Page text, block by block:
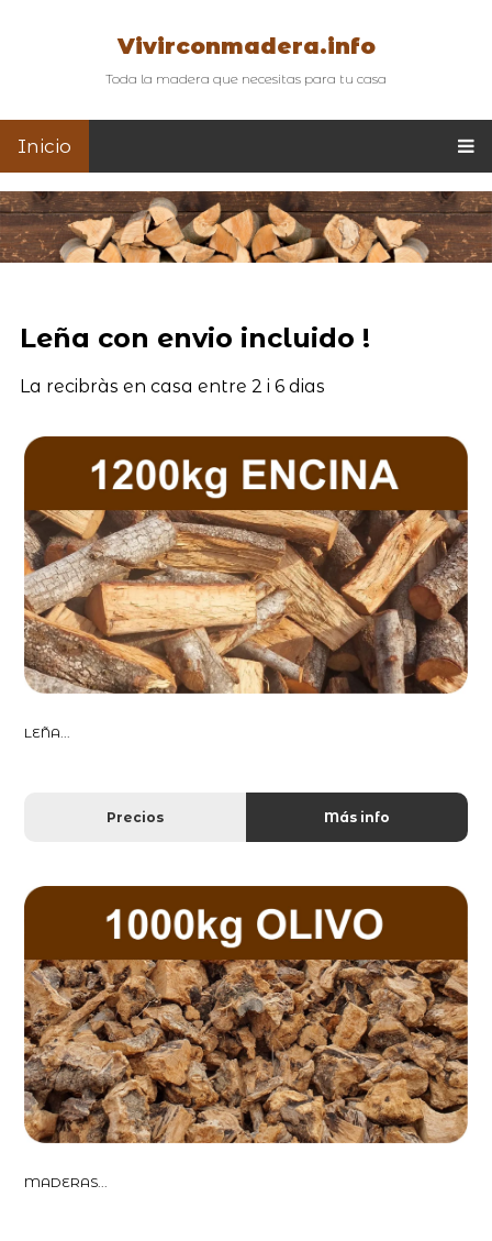
Vivirconmadera.info
Toda la madera que necesitas para tu casa
Inicio
Leña con envio incluido !
La recibràs en casa entre 2 i 6 dias
LEÑA...
Precios Más info
MADERAS...